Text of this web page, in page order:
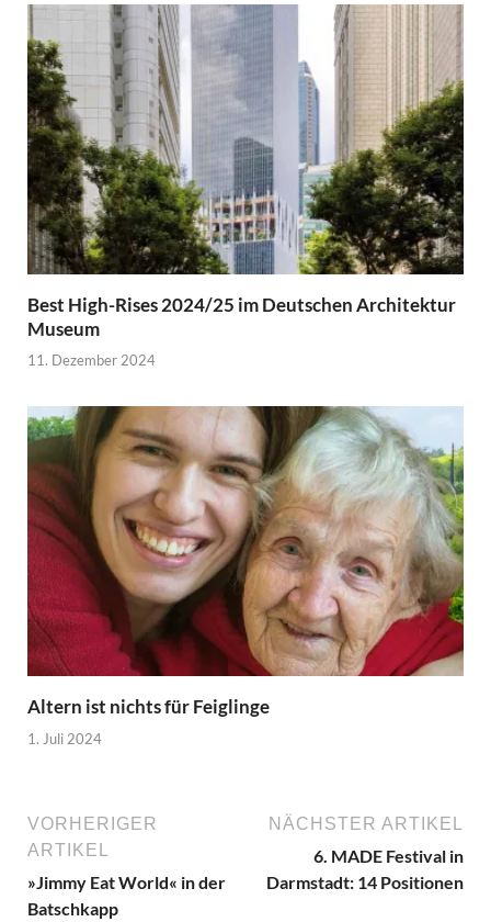
Best High-Rises 2024/25 im Deutschen Architektur
Museum
11. Dezember 2024
Altern ist nichts für Feiglinge
1. Juli 2024
VORHERIGER
ARTIKEL
»Jimmy Eat World« in der
Batschkapp
NÄCHSTER ARTIKEL
6. MADE Festival in
Darmstadt: 14 Positionen